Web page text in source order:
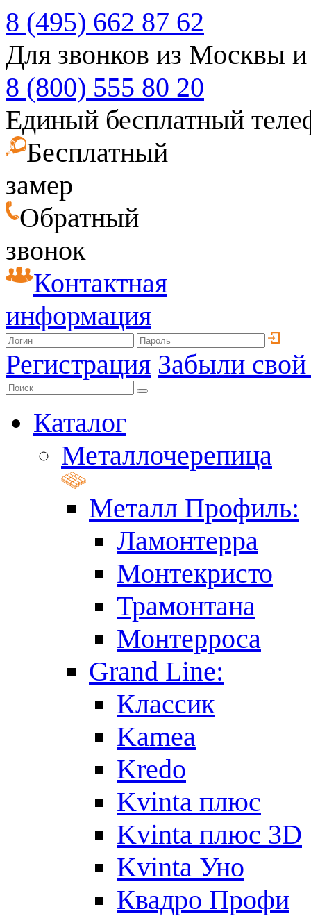
8 (495) 662 87 62
Для звонков из Москвы
8 (800) 555 80 20
Единый бесплатный
Бесплатный
замер
Обратный
звонок
Контактная
информация
Регистрация Забыли
Каталог
Металлочерепица
Металл Профиль:
Ламонтерра
Монтекристо
Трамонтана
Монтерроса
Grand Line:
Классик
Kamea
Kredo
Kvinta плюс
Kvinta плюс 3D
Kvinta Уно
Квадро Профи